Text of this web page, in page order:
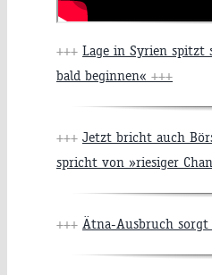
+++ Lage in Syrien spitzt
bald beginnen« +++
+++ Jetzt bricht auch
spricht von »riesiger
+++ Ätna-Ausbruch